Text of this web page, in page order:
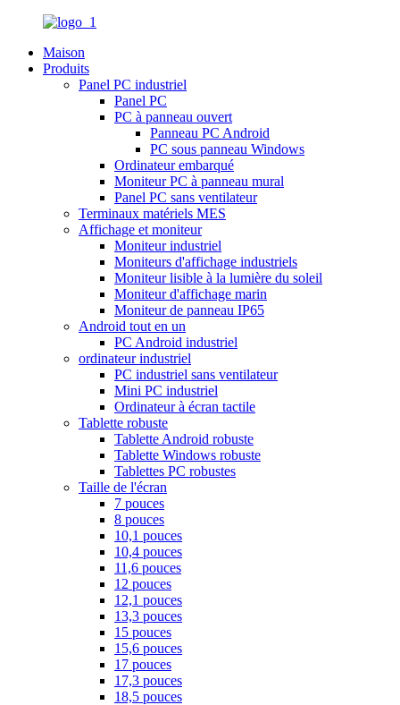
Maison
Produits
Panel PC industriel
Panel PC
PC à panneau ouvert
Panneau PC Android
PC sous panneau Windows
Ordinateur embarqué
Moniteur PC à panneau mural
Panel PC sans ventilateur
Terminaux matériels MES
Affichage et moniteur
Moniteur industriel
Moniteurs d'affichage industriels
Moniteur lisible à la lumière du soleil
Moniteur d'affichage marin
Moniteur de panneau IP65
Android tout en un
PC Android industriel
ordinateur industriel
PC industriel sans ventilateur
Mini PC industriel
Ordinateur à écran tactile
Tablette robuste
Tablette Android robuste
Tablette Windows robuste
Tablettes PC robustes
Taille de l'écran
7 pouces
8 pouces
10,1 pouces
10,4 pouces
11,6 pouces
12 pouces
12,1 pouces
13,3 pouces
15 pouces
15,6 pouces
17 pouces
17,3 pouces
18,5 pouces